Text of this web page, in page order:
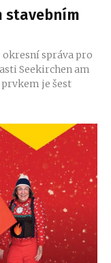
stavebním
správa pro
Seekirchen am
prvkem je šest